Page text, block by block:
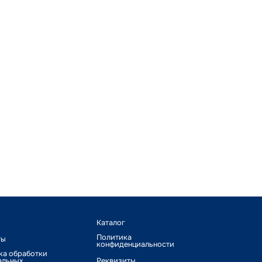
обработки
Каталог
Политика
конфиденциальности